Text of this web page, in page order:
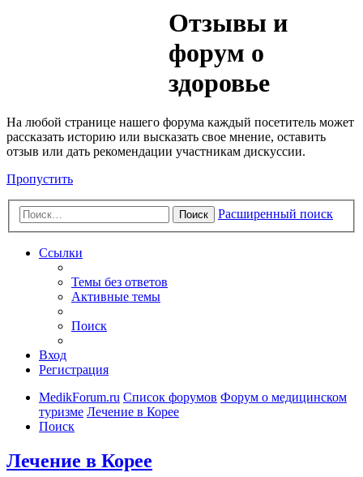
Отзывы и
форум о
здоровье
На любой странице нашего форума каждый посетитель может
рассказать историю или высказать свое мнение, оставить
отзыв или дать рекомендации участникам дискуссии.
Пропустить
Поиск Расширенный поиск
Ссылки
Темы без ответов
Активные темы
Поиск
Вход
Регистрация
MedikForum.ru Список форумов Форум о медицинском
туризме Лечение в Корее
Поиск
Лечение в Корее